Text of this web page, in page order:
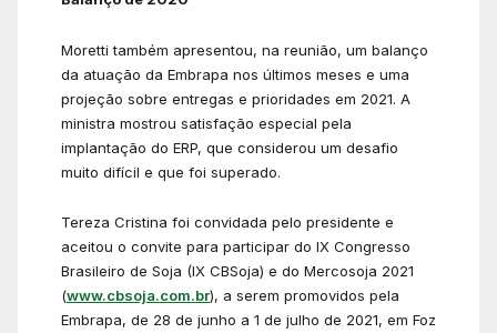
Moretti também apresentou, na reunião, um balanço
da atuação da Embrapa nos últimos meses e uma
projeção sobre entregas e prioridades em 2021. A
ministra mostrou satisfação especial pela
implantação do ERP, que considerou um desafio
muito difícil e que foi superado.
Tereza Cristina foi convidada pelo presidente e
aceitou o convite para participar do IX Congresso
Brasileiro de Soja (IX CBSoja) e do Mercosoja 2021
(www.cbsoja.com.br), a serem promovidos pela
Embrapa, de 28 de junho a 1 de julho de 2021, em Foz